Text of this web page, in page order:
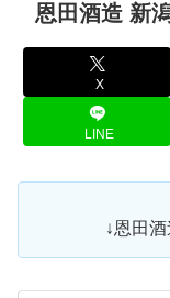
恩田酒造 新
X
LINE
↓恩田